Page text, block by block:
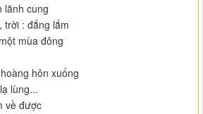
lãnh cung
trời : đắng lắm
mùa đông
hôn xuống
lùng...
về được